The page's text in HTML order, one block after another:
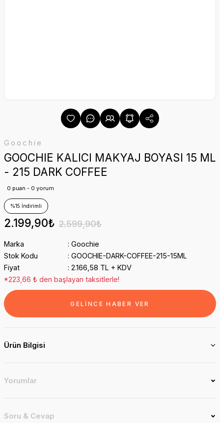
Goochie
GOOCHIE KALICI MAKYAJ BOYASI 15 ML
- 215 DARK COFFEE
0 puan - 0 yorum
%15 İndirimli
2.199,90₺ 2.599,90₺
Marka
Goochie
Stok Kodu
GOOCHIE-DARK-COFFEE-215-15ML
Fiyat
2.166,58 TL + KDV
*223,66 ₺ den başlayan taksitlerle!
GELİNCE HABER VER
Ürün Bilgisi
Yorumlar
Soru & Cevap